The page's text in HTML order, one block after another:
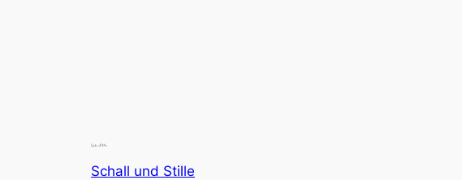
Schall und Stille